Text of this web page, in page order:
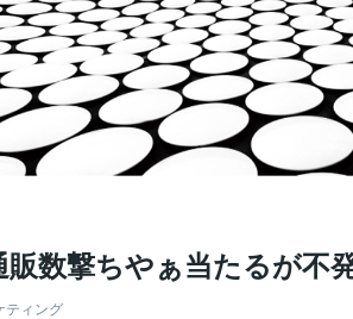
数撃ちやぁ当たるが不
ティング